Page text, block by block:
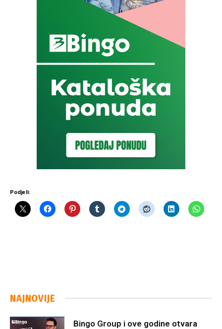
Podjeli:
NAJNOVIJE
Bingo Group i ove godine otvara